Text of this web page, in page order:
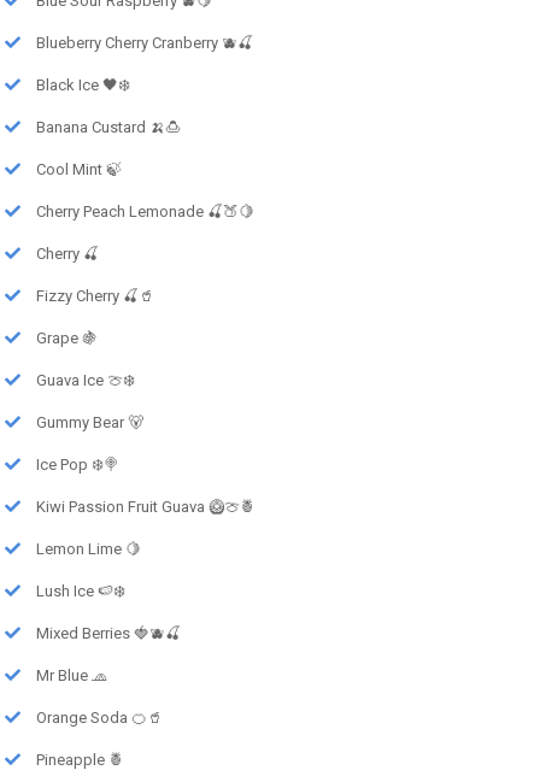
Blueberry Cherry Cranberry 🫐🍒
Black Ice 🖤❄️
Banana Custard 🍌🍮
Cool Mint 🍃
Cherry Peach Lemonade 🍒🍑🍋
Cherry 🍒
Fizzy Cherry 🍒🥤
Grape 🍇
Guava Ice 🍈❄️
Gummy Bear 🐻
Ice Pop ❄️🍭
Kiwi Passion Fruit Guava 🥝🍈🍍
Lemon Lime 🍋
Lush Ice 🍉❄️
Mixed Berries 🍓🫐🍒
Mr Blue 🧢
Orange Soda 🍊🥤
Pineapple 🍍